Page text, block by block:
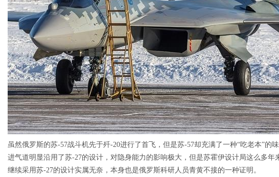
虽然俄罗斯的苏-57战斗机先于歼-20进行了首飞，但是苏-57却充满了一种“吃老本”的
进气道明显沿用了苏-27的设计，对隐身能力的影响极大，但是苏霍伊设计局这么多年
继续采用苏-27的设计实属无奈，本身也是俄罗斯科研人员青黄不接的一种证明。